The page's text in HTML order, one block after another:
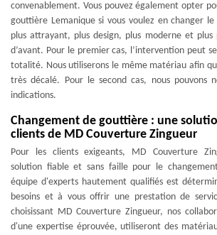
convenablement. Vous pouvez également opter
gouttière Lemanique si vous voulez en changer
plus attrayant, plus design, plus moderne et
d’avant. Pour le premier cas, l’intervention peut
totalité. Nous utiliserons le même matériau afin
très décalé. Pour le second cas, nous pouvons
indications.
Changement de gouttière : une
clients de MD Couverture Zingueur
Pour les clients exigeants, MD Couverture
solution fiable et sans faille pour le
équipe d'experts hautement qualifiés est
besoins et à vous offrir une prestation de
choisissant MD Couverture Zingueur, nos
d'une expertise éprouvée, utiliseront des